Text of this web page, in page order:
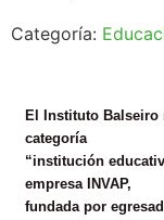
Categoría:
El Instituto
categoría
“institución
empresa INVAP,
fundada por